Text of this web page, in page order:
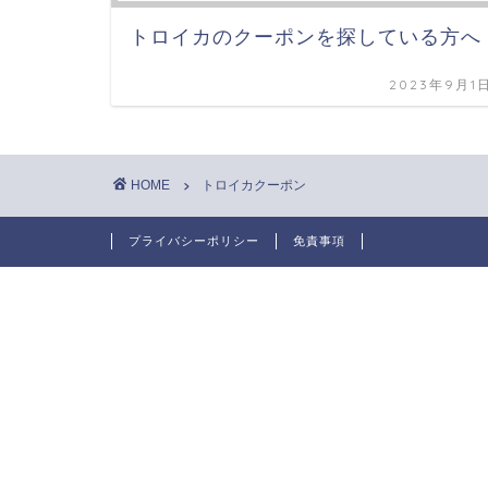
トロイカのクーポンを探している方へ
2023年9月1
HOME トロイカクーポン
プライバシーポリシー 免責事項